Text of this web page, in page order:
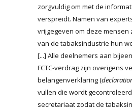
zorgvuldig om met de
verspreidt. Namen van
vrijgegeven om deze mensen
van de tabaksindustrie hun
[...] Alle deelnemers aan
FCTC-verdrag zijn overigens
belangenverklaring (
vullen die wordt
secretariaat zodat de